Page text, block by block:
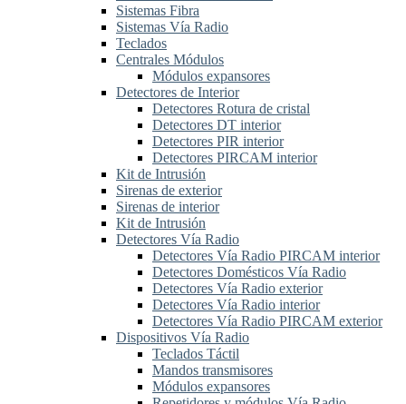
Sistemas Fibra
Sistemas Vía Radio
Teclados
Centrales Módulos
Módulos expansores
Detectores de Interior
Detectores Rotura de cristal
Detectores DT interior
Detectores PIR interior
Detectores PIRCAM interior
Kit de Intrusión
Sirenas de exterior
Sirenas de interior
Kit de Intrusión
Detectores Vía Radio
Detectores Vía Radio PIRCAM interior
Detectores Domésticos Vía Radio
Detectores Vía Radio exterior
Detectores Vía Radio interior
Detectores Vía Radio PIRCAM exterior
Dispositivos Vía Radio
Teclados Táctil
Mandos transmisores
Módulos expansores